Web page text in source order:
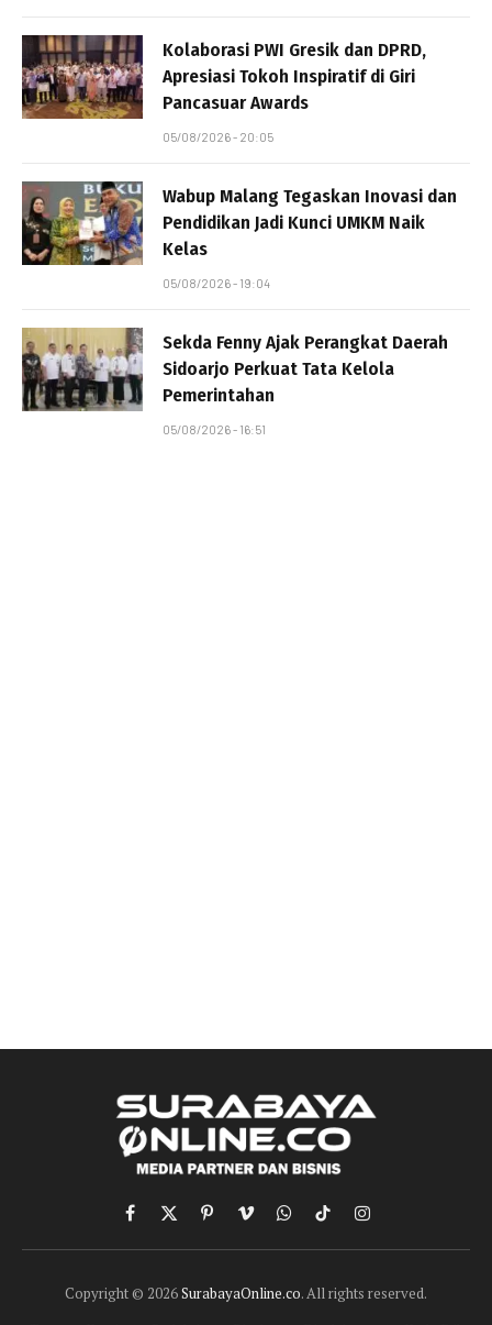
Kolaborasi PWI Gresik dan DPRD,
Apresiasi Tokoh Inspiratif di Giri
Pancasuar Awards
05/08/2026 - 20:05
Wabup Malang Tegaskan Inovasi dan
Pendidikan Jadi Kunci UMKM Naik
Kelas
05/08/2026 - 19:04
Sekda Fenny Ajak Perangkat Daerah
Sidoarjo Perkuat Tata Kelola
Pemerintahan
05/08/2026 - 16:51
Facebook
X
(Twitter)
PinterestVimeoWhatsApp
TikTokInstagram
Copyright © 2026SurabayaOnline.co. All rights reserved.